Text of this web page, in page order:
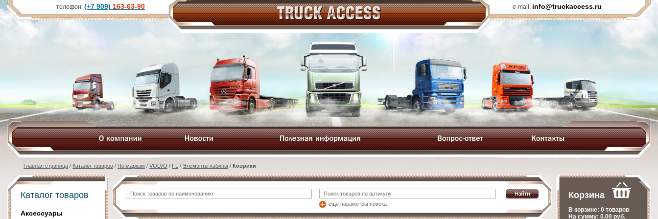
Главная страница / Каталог товаров / По маркам / VOLVO / FL / Элементы кабины / Коврики
Каталог товаров
Аксессуары
еще параметры поиска
Корзина
В корзине: 0 товаров
На сумму: 0.00 руб.
телефон: (+7 909) 163-63-90 e-mail: info@truckaccess.ru